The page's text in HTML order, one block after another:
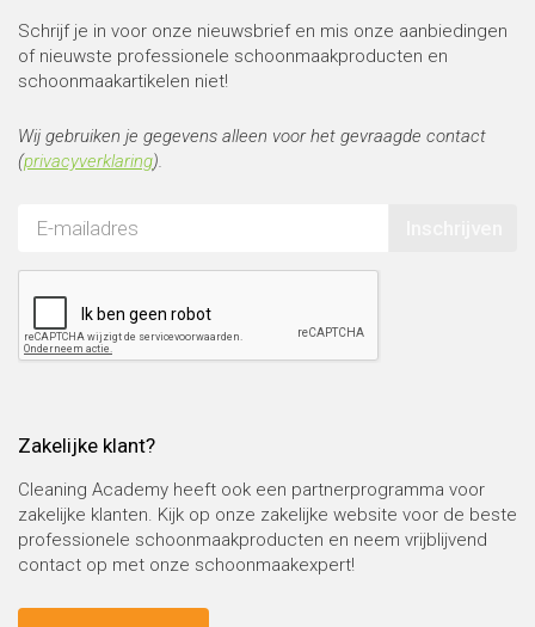
Schrijf je in voor onze nieuwsbrief en mis onze aanbiedingen
of nieuwste professionele schoonmaakproducten en
schoonmaakartikelen niet!
Wij gebruiken je gegevens alleen voor het gevraagde contact
(privacyverklaring).
Zakelijke klant?
Cleaning Academy heeft ook een partnerprogramma voor
zakelijke klanten. Kijk op onze zakelijke website voor de beste
professionele schoonmaakproducten en neem vrijblijvend
contact op met onze schoonmaakexpert!